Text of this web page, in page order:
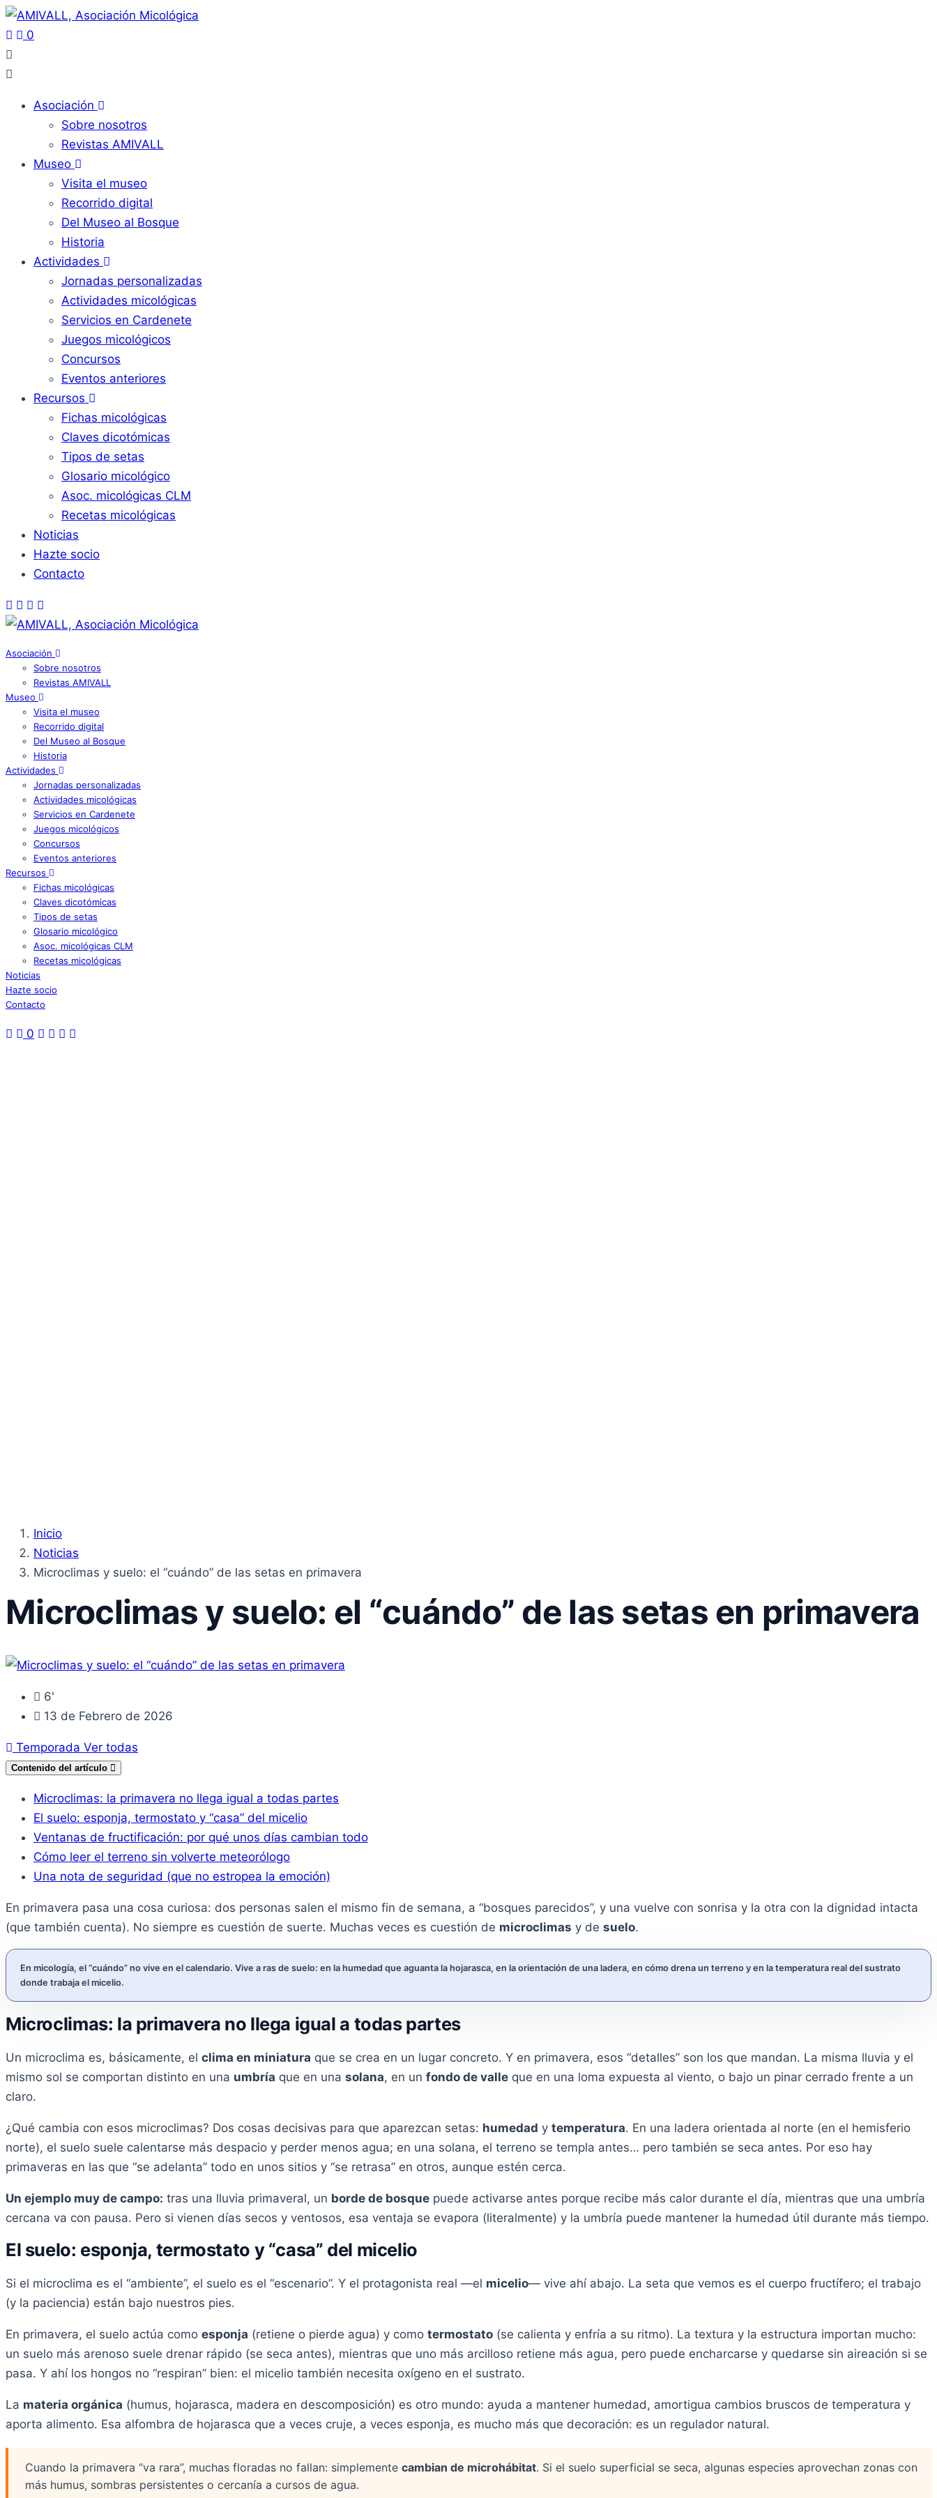
0
Asociación
Sobre nosotros
Revistas AMIVALL
Museo
Visita el museo
Recorrido digital
Del Museo al Bosque
Historia
Actividades
Jornadas personalizadas
Actividades micológicas
Servicios en Cardenete
Juegos micológicos
Concursos
Eventos anteriores
Recursos
Fichas micológicas
Claves dicotómicas
Tipos de setas
Glosario micológico
Asoc. micológicas CLM
Recetas micológicas
Noticias
Hazte socio
Contacto
Asociación
Sobre nosotros
Revistas AMIVALL
Museo
Visita el museo
Recorrido digital
Del Museo al Bosque
Historia
Actividades
Jornadas personalizadas
Actividades micológicas
Servicios en Cardenete
Juegos micológicos
Concursos
Eventos anteriores
Recursos
Fichas micológicas
Claves dicotómicas
Tipos de setas
Glosario micológico
Asoc. micológicas CLM
Recetas micológicas
Noticias
Hazte socio
Contacto
0
Inicio
Noticias
Microclimas y suelo: el “cuándo” de las setas en primavera
Microclimas y suelo: el “cuándo” de las setas en primavera
6'
13 de Febrero de 2026
Temporada Ver todas
Contenido del artículo
Microclimas: la primavera no llega igual a todas partes
El suelo: esponja, termostato y “casa” del micelio
Ventanas de fructificación: por qué unos días cambian todo
Cómo leer el terreno sin volverte meteorólogo
Una nota de seguridad (que no estropea la emoción)
En primavera pasa una cosa curiosa: dos personas salen el mismo fin de semana, a “bosques parecidos”, y una vuelve con sonrisa y la otra con la dignidad intacta
(que también cuenta). No siempre es cuestión de suerte. Muchas veces es cuestión de microclimas y de suelo.
En micología, el “cuándo” no vive en el calendario. Vive a ras de suelo: en la humedad que aguanta la hojarasca, en la orientación de una ladera, en cómo drena un terreno y en la temperatura real del sustrato
donde trabaja el micelio.
Microclimas: la primavera no llega igual a todas partes
Un microclima es, básicamente, el clima en miniatura que se crea en un lugar concreto. Y en primavera, esos “detalles” son los que mandan. La misma lluvia y el
mismo sol se comportan distinto en una umbría que en una solana, en un fondo de valle que en una loma expuesta al viento, o bajo un pinar cerrado frente a un
claro.
¿Qué cambia con esos microclimas? Dos cosas decisivas para que aparezcan setas: humedad y temperatura. En una ladera orientada al norte (en el hemisferio
norte), el suelo suele calentarse más despacio y perder menos agua; en una solana, el terreno se templa antes… pero también se seca antes. Por eso hay
primaveras en las que “se adelanta” todo en unos sitios y “se retrasa” en otros, aunque estén cerca.
Un ejemplo muy de campo: tras una lluvia primaveral, un borde de bosque puede activarse antes porque recibe más calor durante el día, mientras que una umbría
cercana va con pausa. Pero si vienen días secos y ventosos, esa ventaja se evapora (literalmente) y la umbría puede mantener la humedad útil durante más tiempo.
El suelo: esponja, termostato y “casa” del micelio
Si el microclima es el “ambiente”, el suelo es el “escenario”. Y el protagonista real —el micelio— vive ahí abajo. La seta que vemos es el cuerpo fructífero; el trabajo
(y la paciencia) están bajo nuestros pies.
En primavera, el suelo actúa como esponja (retiene o pierde agua) y como termostato (se calienta y enfría a su ritmo). La textura y la estructura importan mucho:
un suelo más arenoso suele drenar rápido (se seca antes), mientras que uno más arcilloso retiene más agua, pero puede encharcarse y quedarse sin aireación si se
pasa. Y ahí los hongos no “respiran” bien: el micelio también necesita oxígeno en el sustrato.
La materia orgánica (humus, hojarasca, madera en descomposición) es otro mundo: ayuda a mantener humedad, amortigua cambios bruscos de temperatura y
aporta alimento. Esa alfombra de hojarasca que a veces cruje, a veces esponja, es mucho más que decoración: es un regulador natural.
Cuando la primavera “va rara”, muchas floradas no fallan: simplemente cambian de microhábitat. Si el suelo superficial se seca, algunas especies aprovechan zonas con
más humus, sombras persistentes o cercanía a cursos de agua.